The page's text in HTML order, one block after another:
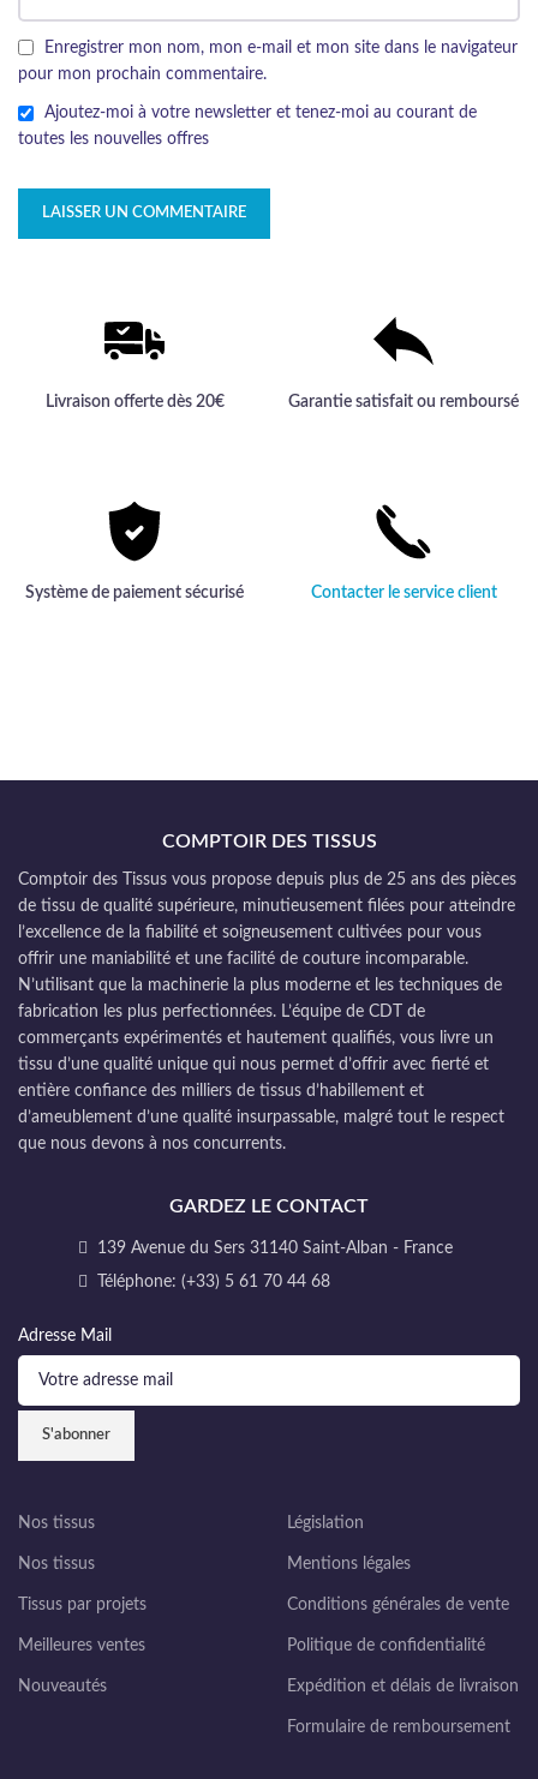
Enregistrer mon nom, mon e-mail et mon site dans le navigateur
pour mon prochain commentaire.
Ajoutez-moi à votre newsletter et tenez-moi au courant de
toutes les nouvelles offres
Livraison offerte dès 20€ Garantie satisfait ou remboursé
Système de paiement sécurisé Contacter le service client
COMPTOIR DES TISSUS
Comptoir des Tissus vous propose depuis plus de 25 ans des pièces
de tissu de qualité supérieure, minutieusement filées pour atteindre
l’excellence de la fiabilité et soigneusement cultivées pour vous
offrir une maniabilité et une facilité de couture incomparable.
N’utilisant que la machinerie la plus moderne et les techniques de
fabrication les plus perfectionnées. L’équipe de CDT de
commerçants expérimentés et hautement qualifiés, vous livre un
tissu d’une qualité unique qui nous permet d’offrir avec fierté et
entière confiance des milliers de tissus d’habillement et
d’ameublement d’une qualité insurpassable, malgré tout le respect
que nous devons à nos concurrents.
GARDEZ LE CONTACT
139 Avenue du Sers 31140 Saint-Alban - France
Téléphone: (+33) 5 61 70 44 68
Adresse Mail
Nos tissus
Nos tissus
Tissus par projets
Meilleures ventes
Nouveautés
Législation
Mentions légales
Conditions générales de vente
Politique de confidentialité
Expédition et délais de livraison
Formulaire de remboursement